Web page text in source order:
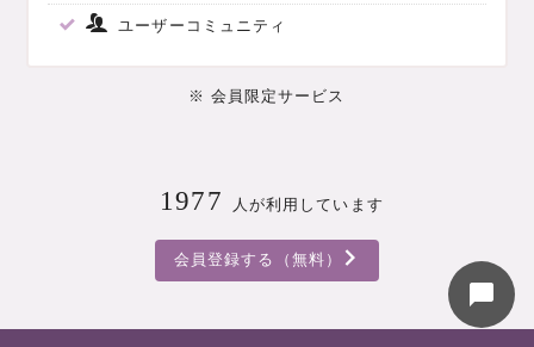
ユーザーコミュニティ
※ 会員限定サービス
1977 人が利用しています
会員登録する（無料）